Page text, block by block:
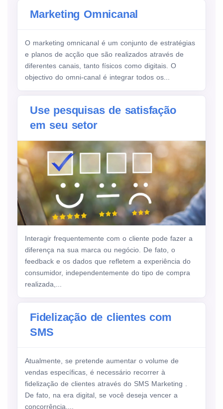
Marketing Omnicanal
O marketing omnicanal é um conjunto de estratégias
e planos de acção que são realizados através de
diferentes canais, tanto físicos como digitais. O
objectivo do omni-canal é integrar todos os...
Use pesquisas de satisfação
em seu setor
Interagir frequentemente com o cliente pode fazer a
diferença na sua marca ou negócio. De fato, o
feedback e os dados que refletem a experiência do
consumidor, independentemente do tipo de compra
realizada,...
Fidelização de clientes com
SMS
Atualmente, se pretende aumentar o volume de
vendas específicas, é necessário recorrer à
fidelização de clientes através do SMS Marketing .
De fato, na era digital, se você deseja vencer a
concorrência,...